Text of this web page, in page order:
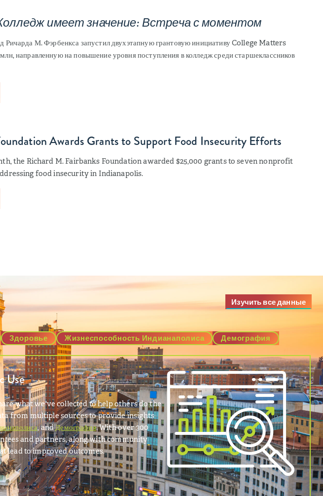
имеет значение: Встреча с моментом
Ричарда М. Фэрбенкса запустил двухэтапную грантовую инициативу College Matters
направленную на повышение уровня поступления в колледж среди старшеклассников
Awards Grants to Support Food Insecurity Efforts
the Richard M. Fairbanks Foundation awarded $25,000 grants to seven nonprofit
food insecurity in Indianapolis.
Изучить все данные
Здоровье Жизнеспособность Индианаполиса Демография
Use
what we've collected to help others do the
from multiple sources to provide insights
, andДемография. With over 300
and partners, along with community
lead to improved outcomes.